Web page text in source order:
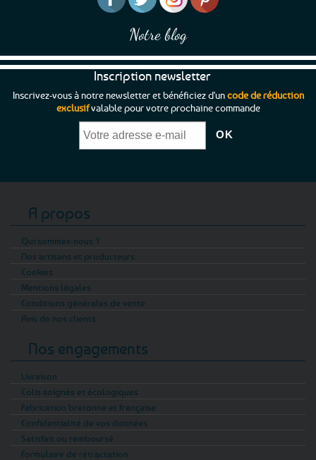
Notre blog
Inscription newsletter
Inscrivez-vous à notre newsletter et bénéficiez d'uncode de réduction
exclusifvalable pour votre prochaine commande
A propos
Qui sommes-nous ?
Nos artisans et producteurs
Cookies
Mentions légales
Conditions générales de vente
Avis de nos clients
Nos engagements
Livraison
Colis soignés et écologiques
Fabrication bretonne et française
Confidentialité de vos données
Satisfait ou remboursé
Formulaire de rétractation